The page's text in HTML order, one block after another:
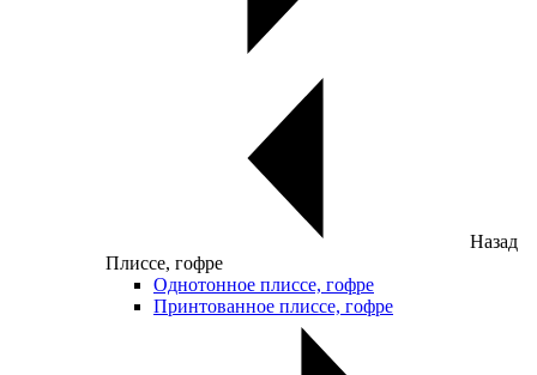
Назад
Плиссе, гофре
Однотонное плиссе, гофре
Принтованное плиссе, гофре